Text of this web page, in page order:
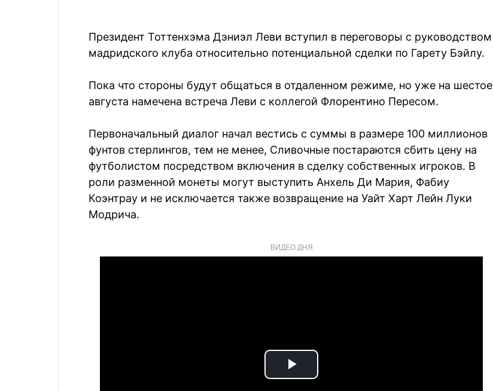
Президент Тоттенхэма Дэниэл Леви вступил в переговоры с руководством
мадридского клуба относительно потенциальной сделки по Гарету Бэйлу.
Пока что стороны будут общаться в отдаленном режиме, но уже на шестое
августа намечена встреча Леви с коллегой Флорентино Пересом.
Первоначальный диалог начал вестись с суммы в размере 100 миллионов
фунтов стерлингов, тем не менее, Сливочные постараются сбить цену на
футболистом посредством включения в сделку собственных игроков. В
роли разменной монеты могут выступить Анхель Ди Мария, Фабиу
Коэнтрау и не исключается также возвращение на Уайт Харт Лейн Луки
Модрича.
ВИДЕО ДНЯ
Play